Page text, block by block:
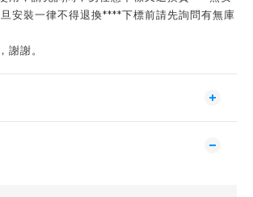
安裝一律不得退換****下標前請先詢問有無庫
謝謝。